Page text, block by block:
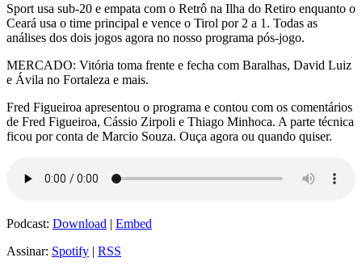
Sport usa sub-20 e empata com o Retrô na Ilha do Retiro enquanto o
Ceará usa o time principal e vence o Tirol por 2 a 1. Todas as
análises dos dois jogos agora no nosso programa pós-jogo.
MERCADO: Vitória toma frente e fecha com Baralhas, David Luiz
e Ávila no Fortaleza e mais.
Fred Figueiroa apresentou o programa e contou com os comentários
de Fred Figueiroa, Cássio Zirpoli e Thiago Minhoca. A parte técnica
ficou por conta de Marcio Souza. Ouça agora ou quando quiser.
Podcast: Download | Embed
Assinar: Spotify | RSS